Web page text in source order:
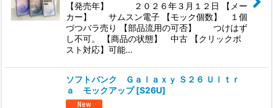
【発売年】 ２０２６年３月１２日 【メー
カー】 サムスン電子 【モック個数】 １個
づつバラ売り 【部品流用の可否】 つけはず
し不可。 【商品の状態】 中古 【クリックポ
スト対応】可能…
ソフトバンク Ｇａｌａｘｙ Ｓ２６ Ｕｌｔｒ
ａ モックアップ [S26U]